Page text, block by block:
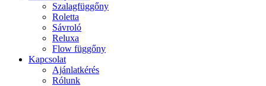
Szalagfüggőny
Roletta
Sávroló
Reluxa
Flow függőny
Kapcsolat
Ajánlatkérés
Rólunk